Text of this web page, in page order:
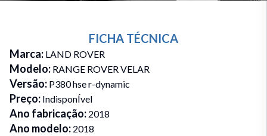
FICHA TÉCNICA
Marca: LAND ROVER
Modelo: RANGE ROVER VELAR
Versão: P380 hse r-dynamic
Preço: IndisponÍvel
Ano fabricação: 2018
Ano modelo: 2018